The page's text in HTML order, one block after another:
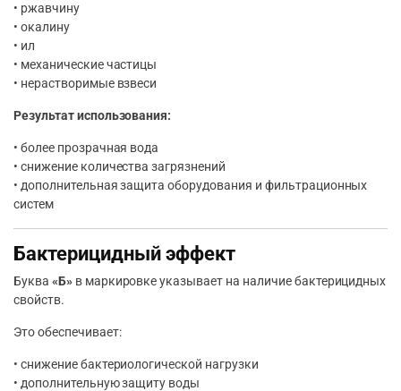
• ржавчину
• окалину
• ил
• механические частицы
• нерастворимые взвеси
Результат использования:
• более прозрачная вода
• снижение количества загрязнений
• дополнительная защита оборудования и фильтрационных
систем
Бактерицидный эффект
Буква «Б»в маркировке указывает на наличие бактерицидных
свойств.
Это обеспечивает:
• снижение бактериологической нагрузки
• дополнительную защиту воды